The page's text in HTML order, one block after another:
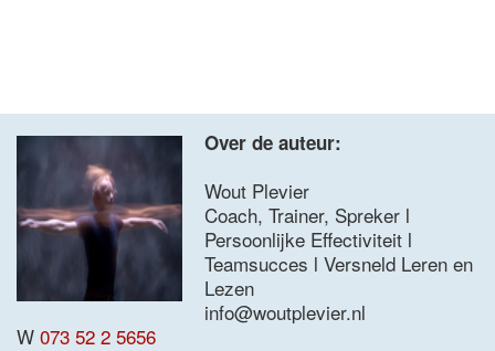
Over de auteur:
Wout Plevier
Coach, Trainer, Spreker l
Persoonlijke Effectiviteit l
Teamsucces l Versneld Leren en
Lezen
info@woutplevier.nl
W 073 52 2 5656